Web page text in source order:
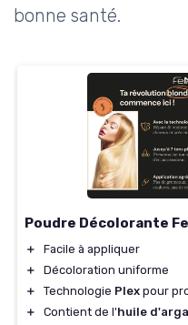
bonne santé.
Poudre Décolorante
＋
Facile à appliquer
＋
Décoloration uniforme
＋
Technologie Plex pour
＋
Contient de l'huile